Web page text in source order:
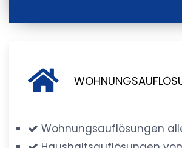
Wohnungsauflösungen